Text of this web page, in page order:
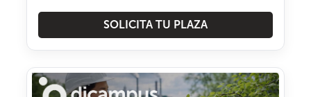
SOLICITA TU PLAZA